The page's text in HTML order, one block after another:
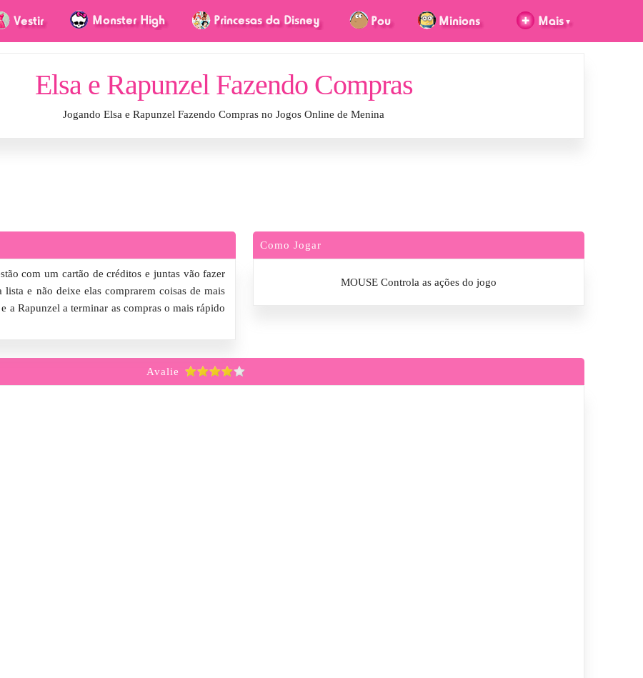
Elsa e Rapunzel Fazendo Compras
Jogando Elsa e Rapunzel Fazendo Compras no Jogos Online de Menina
com um cartão de créditos e juntas vão fazer
e não deixe elas comprarem coisas de mais
a Rapunzel a terminar as compras o mais rápido
Como Jogar
MOUSE Controla as ações do jogo
Avalie